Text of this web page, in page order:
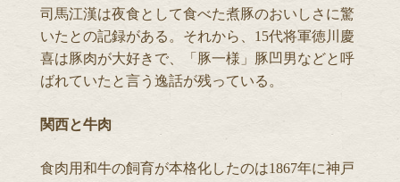
司馬江漢は夜食として食べた煮豚のおいしさに驚
いたとの記録がある。それから、15代将軍徳川慶
喜は豚肉が大好きで、「豚一様」豚凹男などと呼
ばれていたと言う逸話が残っている。
関西と牛肉
食肉用和牛の飼育が本格化したのは1867年に神戸